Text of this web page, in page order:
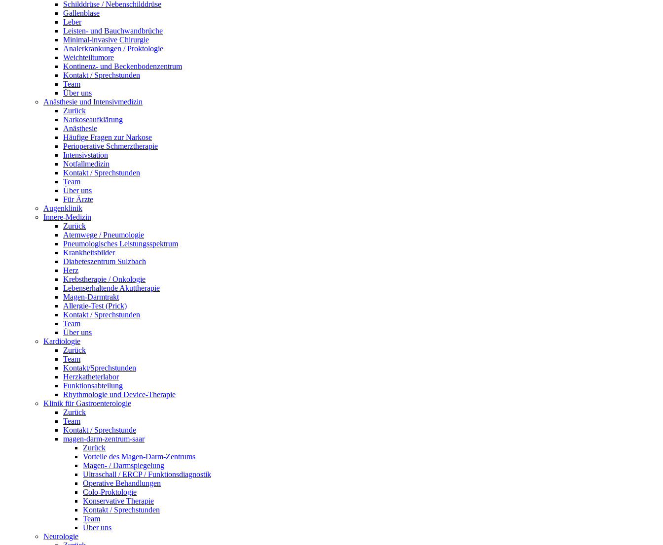
Schilddrüse / Nebenschilddrüse
Gallenblase
Leber
Leisten- und Bauchwandbrüche
Minimal-invasive Chirurgie
Analerkrankungen / Proktologie
Weichteiltumore
Kontinenz- und Beckenbodenzentrum
Kontakt / Sprechstunden
Team
Über uns
Anästhesie und Intensivmedizin
Zurück
Narkoseaufklärung
Anästhesie
Häufige Fragen zur Narkose
Perioperative Schmerztherapie
Intensivstation
Notfallmedizin
Kontakt / Sprechstunden
Team
Über uns
Für Ärzte
Augenklinik
Innere-Medizin
Zurück
Atemwege / Pneumologie
Pneumologisches Leistungsspektrum
Krankheitsbilder
Diabeteszentrum Sulzbach
Herz
Krebstherapie / Onkologie
Lebenserhaltende Akuttherapie
Magen-Darmtrakt
Allergie-Test (Prick)
Kontakt / Sprechstunden
Team
Über uns
Kardiologie
Zurück
Team
Kontakt/Sprechstunden
Herzkatheterlabor
Funktionsabteilung
Rhythmologie und Device-Therapie
Klinik für Gastroenterologie
Zurück
Team
Kontakt / Sprechstunde
magen-darm-zentrum-saar
Zurück
Vorteile des Magen-Darm-Zentrums
Magen- / Darmspiegelung
Ultraschall / ERCP / Funktionsdiagnostik
Operative Behandlungen
Colo-Proktologie
Konservative Therapie
Kontakt / Sprechstunden
Team
Über uns
Neurologie